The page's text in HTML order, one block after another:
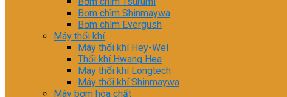
Bơm chìm Shinmaywa
Bơm chìm Evergush
Máy thổi khí
Máy thổi khí Hey-Wel
Thổi khí Hwang Hea
Máy thổi khí Longtech
Máy thổi khí Shinmaywa
Máy bơm hóa chất